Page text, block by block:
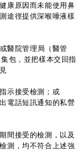
康原因而未能使用鼻
途徑提供深喉唾液樣
醫院管理局（醫管
包，並把樣本交回指
示接受檢測；或
電話短訊通知的私營
間接受的檢測，以及
測，均不符合上述強